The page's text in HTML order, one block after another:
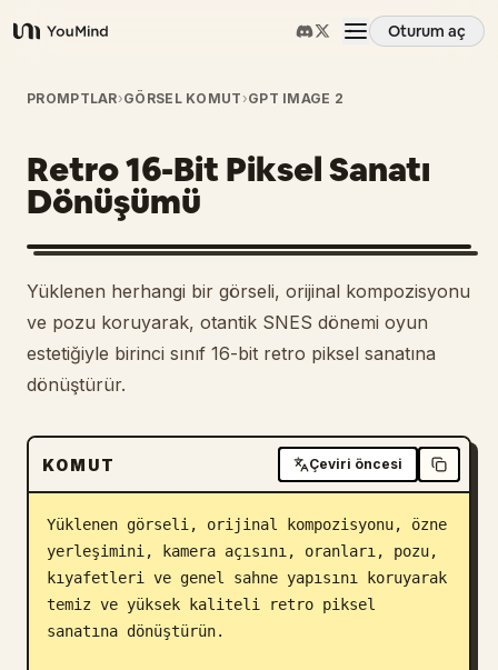
YouMind
Oturum aç
Genel Bakış
Kullanım Senaryoları
Beceriler
İstemler
Fiyatlandırma
İndir
Blog
Güncellemeler
PROMPTLAR›GÖRSEL KOMUT ›GPT IMAGE 2
Retro 16-Bit Piksel Sanatı
Dönüşümü
Yüklenen herhangi bir görseli, orijinal kompozisyonu
ve pozu koruyarak, otantik SNES dönemi oyun
estetiğiyle birinci sınıf 16-bit retro piksel sanatına
dönüştürür.
KOMUT Çeviri öncesi
Yüklenen görseli, orijinal kompozisyonu, özne
yerleşimini, kamera açısını, oranları, pozu,
kıyafetleri ve genel sahne yapısını koruyarak
temiz ve yüksek kaliteli retro piksel
sanatına dönüştürün.